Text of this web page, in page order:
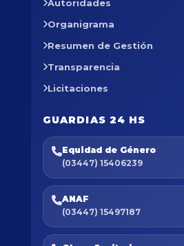
Autoridades
Organigrama
Resumen de Gestión
Transparencia
Licitaciones
GUARDIAS 24 HS
Equidad de Género
(03447) 15406239
ANAF
(03447) 15497187